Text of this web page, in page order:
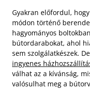
Gyakran előfordul,
módon történő
hagyományos
bútordarabokat, ahol
sem szolgálatkészek.
ingyenes
válhat az a kívánság,
valósulhat meg a